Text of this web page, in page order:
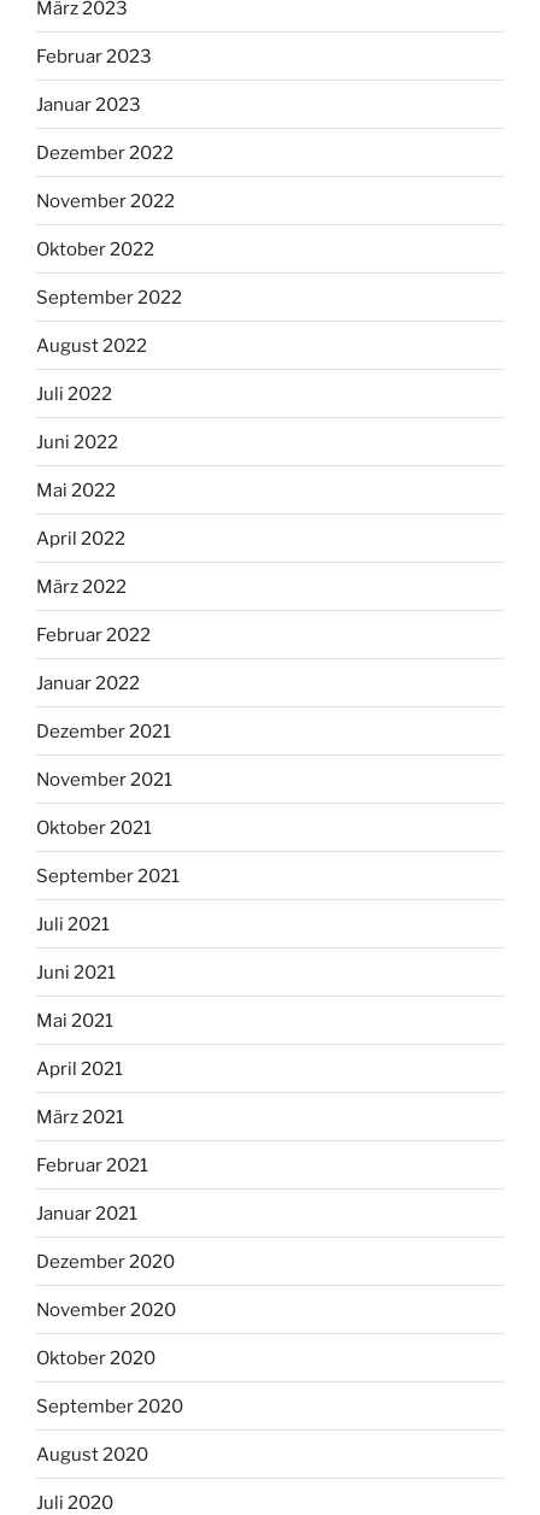
März 2023
Februar 2023
Januar 2023
Dezember 2022
November 2022
Oktober 2022
September 2022
August 2022
Juli 2022
Juni 2022
Mai 2022
April 2022
März 2022
Februar 2022
Januar 2022
Dezember 2021
November 2021
Oktober 2021
September 2021
Juli 2021
Juni 2021
Mai 2021
April 2021
März 2021
Februar 2021
Januar 2021
Dezember 2020
November 2020
Oktober 2020
September 2020
August 2020
Juli 2020